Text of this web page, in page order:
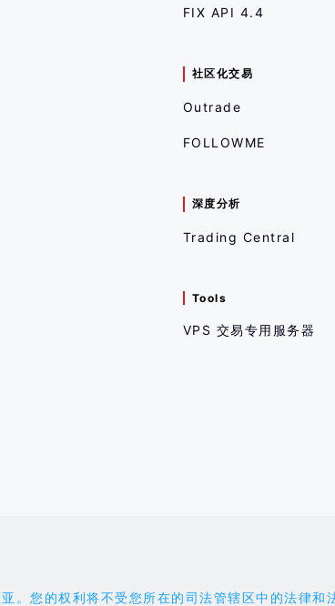
FIX API 4.4
社区化交易
Outrade
FOLLOWME
深度分析
Trading Central
Tools
VPS 交易专用服务器
亚。您的权利将不受您所在的司法管辖区中的法